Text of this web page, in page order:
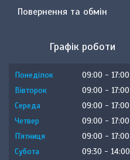
Повернення та обмін
Графік роботи
Понеділок 09:00
17:00
Вівторок
09:00
17:00
Середа
09:00
17:00
Четвер
09:00
17:00
Пʼятниця
09:00
17:00
Субота
09:30
14:00